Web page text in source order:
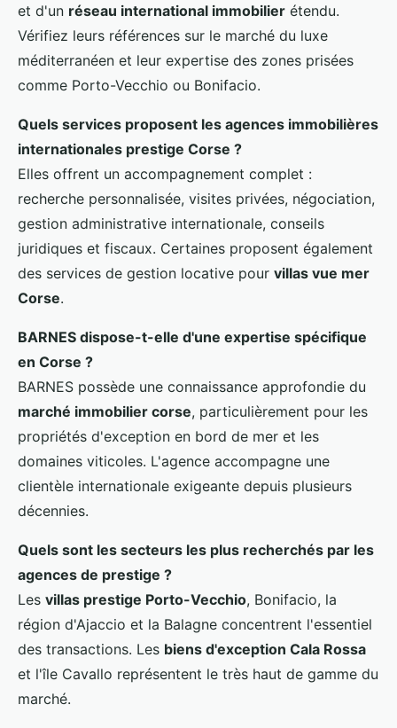
et d'un réseau international immobilier étendu.
Vérifiez leurs références sur le marché du luxe
méditerranéen et leur expertise des zones prisées
comme Porto-Vecchio ou Bonifacio.
Quels services proposent les agences immobilières
internationales prestige Corse ?
Elles offrent un accompagnement complet :
recherche personnalisée, visites privées, négociation,
gestion administrative internationale, conseils
juridiques et fiscaux. Certaines proposent également
des services de gestion locative pour villas vue mer
Corse.
BARNES dispose-t-elle d'une expertise spécifique
en Corse ?
BARNES possède une connaissance approfondie du
marché immobilier corse, particulièrement pour les
propriétés d'exception en bord de mer et les
domaines viticoles. L'agence accompagne une
clientèle internationale exigeante depuis plusieurs
décennies.
Quels sont les secteurs les plus recherchés par les
agences de prestige ?
Les villas prestige Porto-Vecchio, Bonifacio, la
région d'Ajaccio et la Balagne concentrent l'essentiel
des transactions. Les biens d'exception Cala Rossa
et l'île Cavallo représentent le très haut de gamme du
marché.